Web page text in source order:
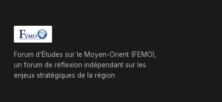
Forum d'Études sur le Moyen-Orient (FEMO),
un forum de réflexion indépendant sur les
enjeux stratégiques de la région